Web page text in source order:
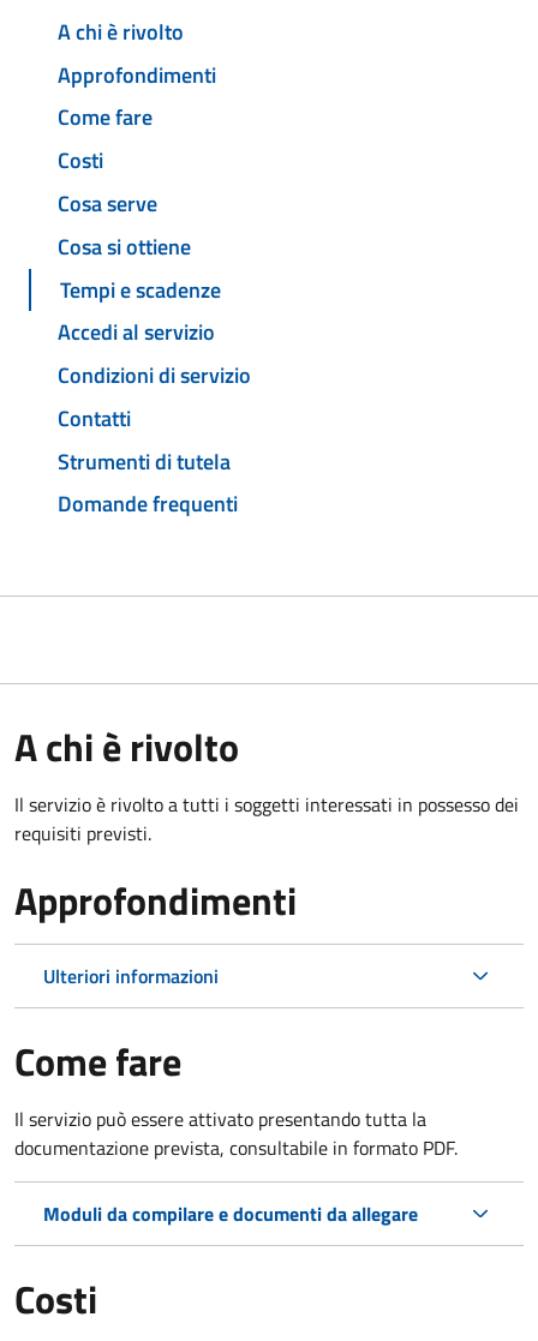
A chi è rivolto
Approfondimenti
Come fare
Costi
Cosa serve
Cosa si ottiene
Tempi e scadenze
Accedi al servizio
Condizioni di servizio
Contatti
Strumenti di tutela
Domande frequenti
A chi è rivolto
Il servizio è rivolto a tutti i soggetti interessati in possesso dei
requisiti previsti.
Approfondimenti
Ulteriori informazioni
Come fare
Il servizio può essere attivato presentando tutta la
documentazione prevista, consultabile in formato PDF.
Moduli da compilare e documenti da allegare
Costi